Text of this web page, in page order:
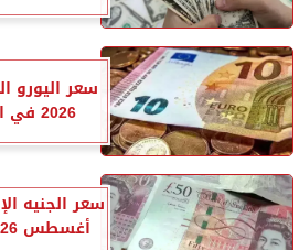
2026 في البنوك.. تحديث لحظي